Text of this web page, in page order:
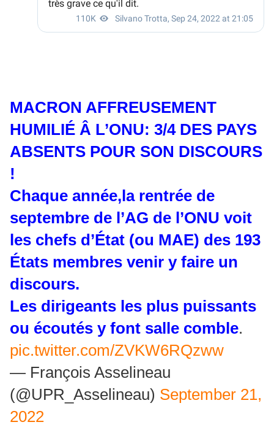
MACRON AFFREUSEMENT
HUMILIÉ Â L’ONU: 3/4 DES PAYS
ABSENTS POUR SON DISCOURS
!
Chaque année,la rentrée de
septembre de l’AG de l’ONU voit
les chefs d’État (ou MAE) des 193
États membres venir y faire un
discours.
Les dirigeants les plus puissants
ou écoutés y font salle comble.
pic.twitter.com/ZVKW6RQzww
— François Asselineau
(@UPR_Asselineau) September 21,
2022